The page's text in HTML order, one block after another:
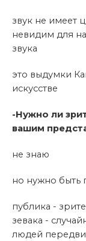
звук не имеет
невидим для
звука
это выдумки
искусстве
-Нужно ли
вашим
не знаю
но нужно быть
публика -
зевака -
людей